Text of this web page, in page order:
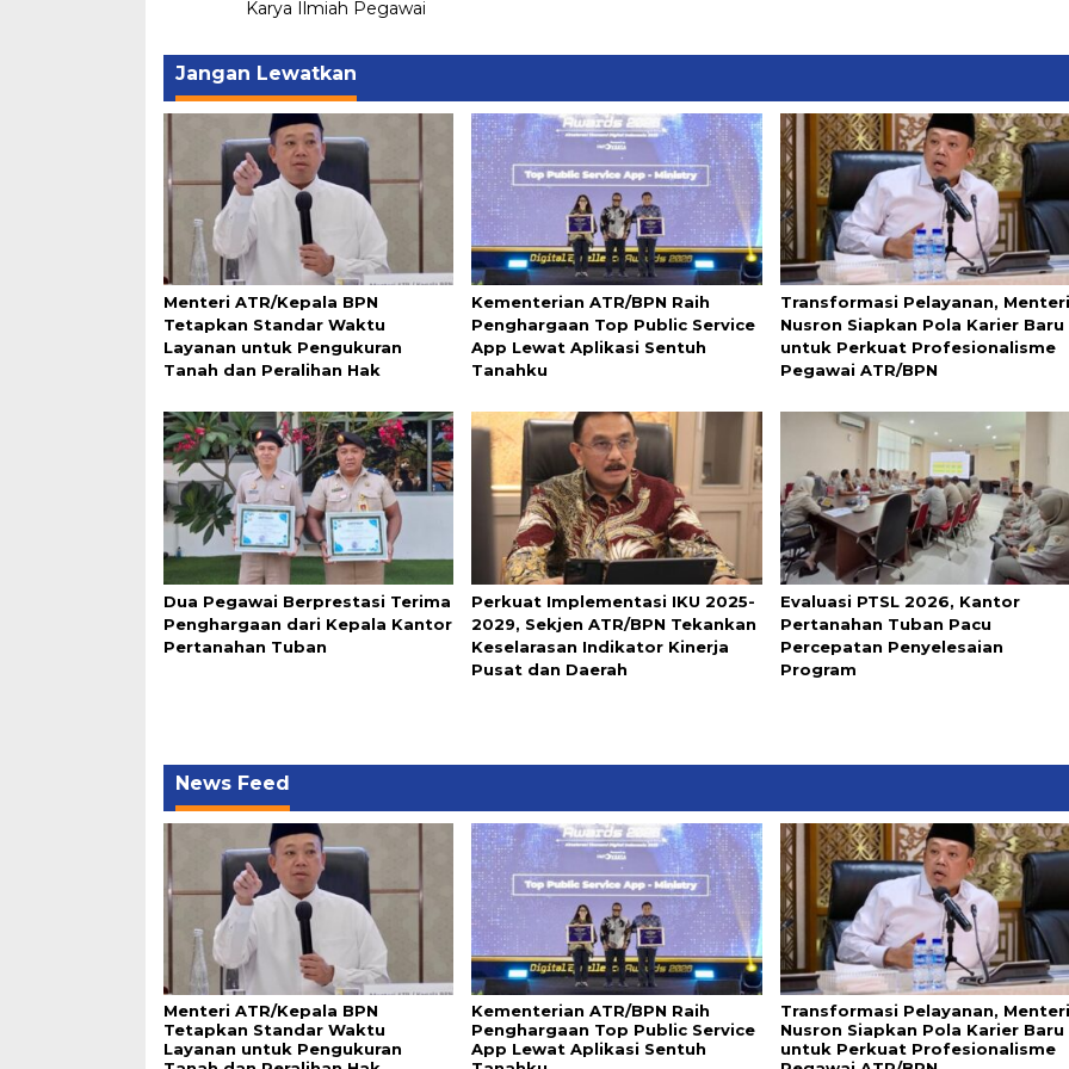
Karya Ilmiah Pegawai
Jangan Lewatkan
Menteri ATR/Kepala BPN
Tetapkan Standar Waktu
Layanan untuk Pengukuran
Tanah dan Peralihan Hak
Kementerian ATR/BPN Raih
Penghargaan Top Public Service
App Lewat Aplikasi Sentuh
Tanahku
Transformasi Pelayanan, Menteri
Nusron Siapkan Pola Karier Baru
untuk Perkuat Profesionalisme
Pegawai ATR/BPN
Dua Pegawai Berprestasi Terima
Penghargaan dari Kepala Kantor
Pertanahan Tuban
Perkuat Implementasi IKU 2025-
2029, Sekjen ATR/BPN Tekankan
Keselarasan Indikator Kinerja
Pusat dan Daerah
Evaluasi PTSL 2026, Kantor
Pertanahan Tuban Pacu
Percepatan Penyelesaian
Program
News Feed
Menteri ATR/Kepala BPN
Tetapkan Standar Waktu
Layanan untuk Pengukuran
Kementerian ATR/BPN Raih
Penghargaan Top Public Service
App Lewat Aplikasi Sentuh
Transformasi Pelayanan, Menteri
Nusron Siapkan Pola Karier Baru
untuk Perkuat Profesionalisme